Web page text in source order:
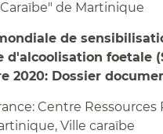
de Martinique
de
d'alcoolisation foetale
2020: Dossier
Centre Ressources
Ville caraïbe